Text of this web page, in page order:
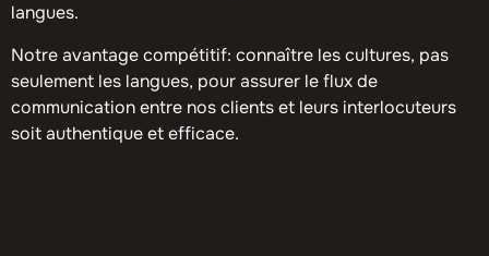
langues.
Notre avantage compétitif: connaître les cultures, pas
seulement les langues, pour assurer le flux de
communication entre nos clients et leurs interlocuteurs
soit authentique et efficace.